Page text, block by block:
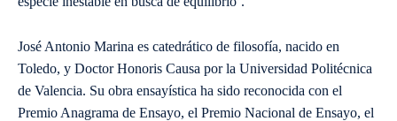
José Antonio Marina es catedrático de filosofía, nacido en
Toledo, y Doctor Honoris Causa por la Universidad Politécnica
de Valencia. Su obra ensayística ha sido reconocida con el
Premio Anagrama de Ensayo, el Premio Nacional de Ensayo, el